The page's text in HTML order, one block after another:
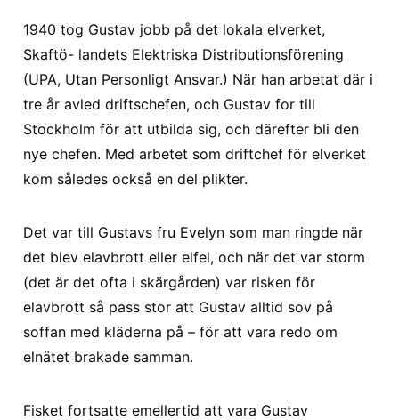
1940 tog Gustav jobb på det lokala elverket,
Skaftö- landets Elektriska Distributionsförening
(UPA, Utan Personligt Ansvar.) När han arbetat där i
tre år avled driftschefen, och Gustav for till
Stockholm för att utbilda sig, och därefter bli den
nye chefen. Med arbetet som driftchef för elverket
kom således också en del plikter.
Det var till Gustavs fru Evelyn som man ringde när
det blev elavbrott eller elfel, och när det var storm
(det är det ofta i skärgården) var risken för
elavbrott så pass stor att Gustav alltid sov på
soffan med kläderna på – för att vara redo om
elnätet brakade samman.
Fisket fortsatte emellertid att vara Gustav